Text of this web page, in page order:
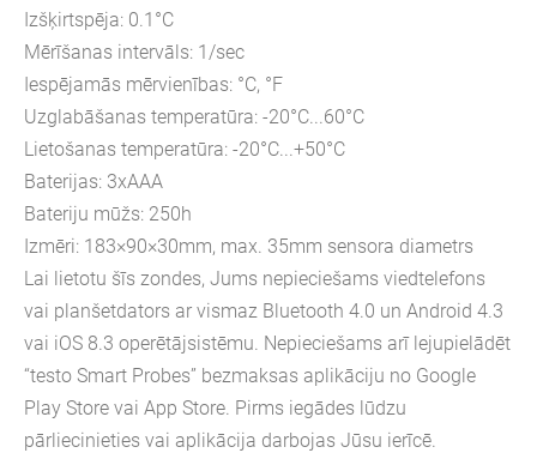
Izšķirtspēja: 0.1°C
Mērīšanas intervāls: 1/sec
Iespējamās mērvienības: °C, °F
Uzglabāšanas temperatūra: -20°C...60°C
Lietošanas temperatūra: -20°C...+50°C
Baterijas: 3xAAA
Bateriju mūžs: 250h
Izmēri: 183×90×30mm, max. 35mm sensora diametrs
Lai lietotu šīs zondes, Jums nepieciešams viedtelefons
vai planšetdators ar vismaz Bluetooth 4.0 un Android 4.3
vai iOS 8.3 operētājsistēmu. Nepieciešams arī lejupielādēt
“testo Smart Probes” bezmaksas aplikāciju no Google
Play Store vai App Store. Pirms iegādes lūdzu
pārliecinieties vai aplikācija darbojas Jūsu ierīcē.